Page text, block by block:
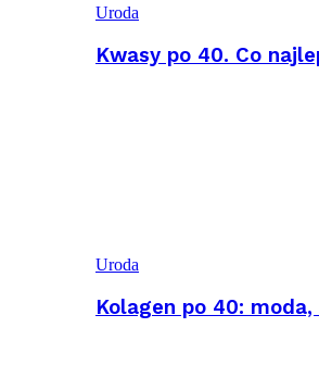
Uroda
Kwasy po 40. Co
Uroda
Kolagen po 40: